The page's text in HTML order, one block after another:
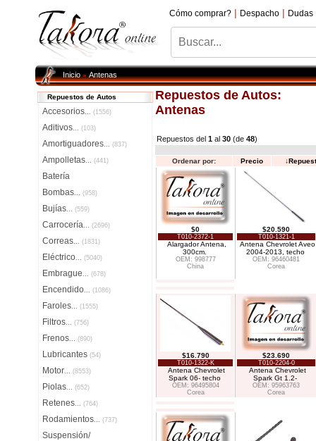
Cómo comprar? | Despacho | Dudas
Inicio»Antenas
Repuestos de Autos
Accesorios... (1556)
Aditivos... (103)
Amortiguadores... (837)
Ampolletas... (441)
Batería
Bombas... (958)
Bujías... (559)
Carrocería... (2696)
Correas... (1831)
Eléctrico... (5040)
Embrague... (678)
Encendido... (1086)
Faroles... (1555)
Filtros... (756)
Frenos... (890)
Lubricantes (54)
Motor... (8553)
Piolas... (652)
Retenes... (764)
Rodamientos... (737)
Suspensión/
Repuestos de Autos:
Antenas
Repuestos del 1 al 30 (de 48)
Ordenar por: Precio ↓
$0
T010-2372-1
Alargador Antena,
300cm.
OEM: 998777
China
$20.590
T010-1321-1
Antena Chevrolet Aveo
2004-2013, techo
OEM: 96460481
Corea
$16.790
T010-1322-K
Antena Chevrolet
Spark 06- techo
OEM: 96495804
Corea
$23.690
T010-2204-0
Antena Chevrolet
Spark Gt 1.2-
OEM: 95963763
Corea